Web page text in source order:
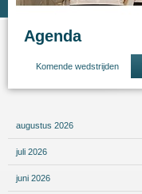
Agenda
Komende wedstrijden
augustus 2026
juli 2026
juni 2026